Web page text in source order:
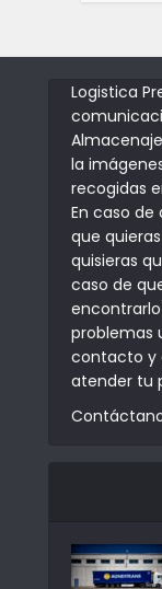
Logistica
la
recogidas
En caso
que
quisieras
caso de
problemas
contacto y
atender tu